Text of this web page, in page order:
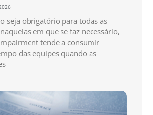
seja obrigatório para todas as
em que se faz necessário,
tende a consumir
das equipes quando as